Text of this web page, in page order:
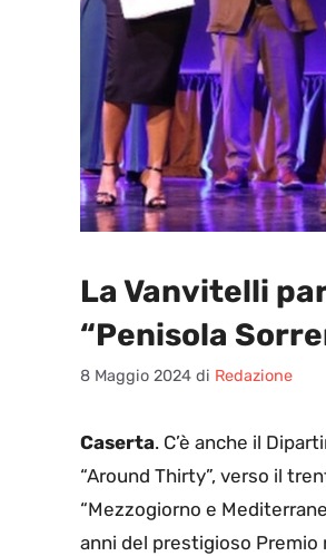
La Vanvitelli
“Penisola
8 Maggio 2024 di Redazione
Caserta. C’è anche il
“Around Thirty”, verso il
“Mezzogiorno e
anni del prestigioso Premio